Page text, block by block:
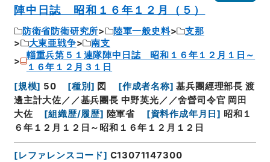
陣中日誌 昭和１６年１２月（５）
防衛省防衛研究所 陸軍一般史料
支那
大東亜戦争
南支
輜重兵第５１連隊陣中日誌 昭和１６年１２月１日～
１６年１２月３１日
[規模] 50 [種別 ] 図 [作成者名称] 基兵團經理部長 渡
邊主計大佐／／基兵團長 中野英光／／舍營司令官 岡田
大佐
[組織歴/履歴] 陸軍省 [資料作成年月日] 昭和１
６年１２月１２日～昭和１６年１２月１２日
[レファレンスコード] C13071147300